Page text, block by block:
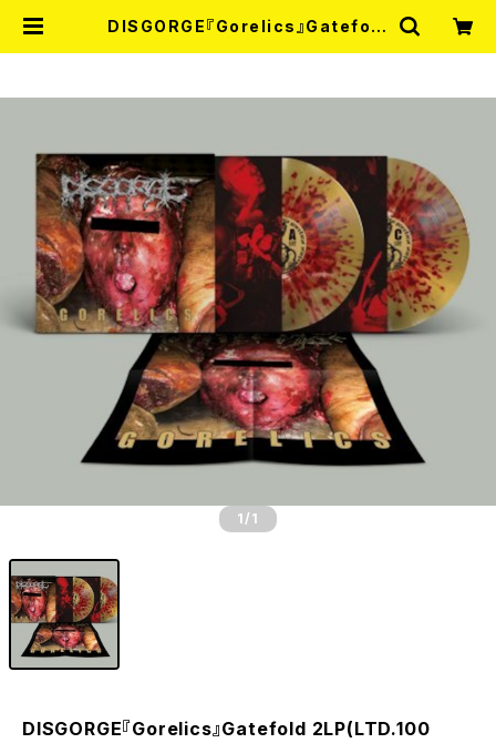
DISGORGE『Gorelics』Gatefold
MISERY
1 /1
DISGORGE『Gorelics』Gatefold 2LP(LTD.100